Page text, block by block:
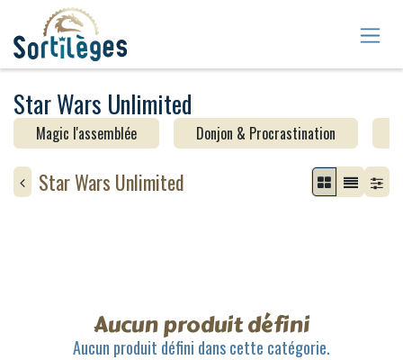
Se rendre au contenu
Star Wars Unlimited
Magic l'assemblée Donjon & Procrastination
Star Wars Unlimited
Aucun produit défini
Aucun produit défini dans cette catégorie.